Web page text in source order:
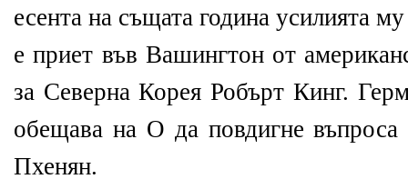
есента на същата година усилията
е приет във Вашингтон от
за Северна Корея Робърт Кинг.
обещава на О да повдигне въпроса
Пхенян.